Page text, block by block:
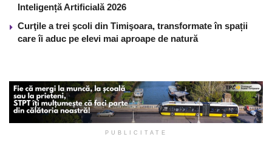
Inteligență Artificială 2026
Curţile a trei şcoli din Timişoara, transformate în spații
care îi aduc pe elevi mai aproape de natură
PUBLICITATE